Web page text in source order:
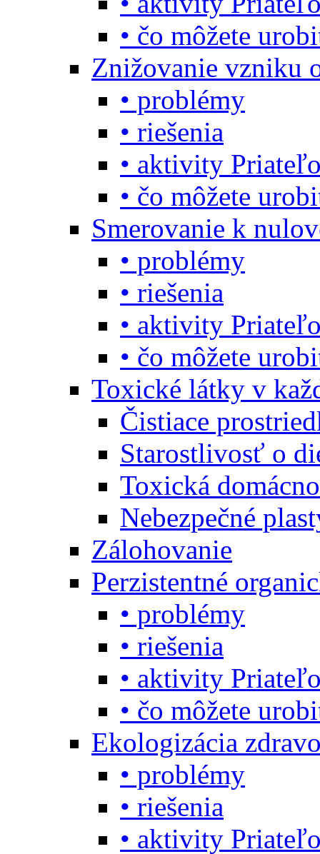
• čo môžete
Znižovanie vzniku
• problémy
• riešenia
• aktivity
• čo môžete
Smerovanie k
• problémy
• riešenia
• aktivity
• čo môžete
Toxické látky v
Čistiace
Starostlivosť o
Toxická
Nebezpečné
Zálohovanie
Perzistentné
• problémy
• riešenia
• aktivity
• čo môžete
Ekologizácia
• problémy
• riešenia
• aktivity